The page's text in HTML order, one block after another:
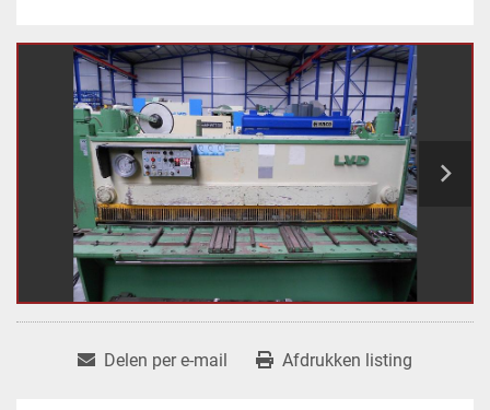
Delen per e-mail Afdrukken listing